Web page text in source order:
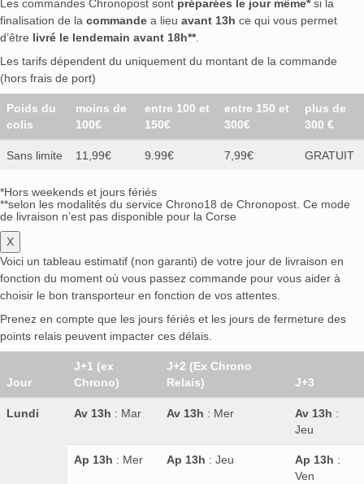
Les commandes Chronopost sont préparées le jour même*si la
finalisation de la commande a lieu avant 13h ce qui vous permet
d’être livré le lendemain avant 18h**.
Les tarifs dépendent du uniquement du montant de la commande
(hors frais de port)
Poids du
colis
moins de
100€
entre 100 et
150€
entre 150 et
300€
plus de
300 €
Sans limite 11,99€ 9.99€ 7,99€ GRATUIT
*Hors weekends et jours fériés
**selon les modalités du service Chrono18 de Chronopost. Ce mode
de livraison n’est pas disponible pour la Corse
X
Voici un tableau estimatif (non garanti) de votre jour de livraison en
fonction du moment où vous passez commande pour vous aider à
choisir le bon transporteur en fonction de vos attentes.
Prenez en compte que les jours fériés et les jours de fermeture des
points relais peuvent impacter ces délais.
Jour
J+1 (ex
Chrono)
J+2 (Ex Chrono
Relais)
J+3
Lundi Av 13h : Mar Av 13h : Mer Av 13h :
Jeu
Ap 13h : Mer Ap 13h : Jeu Ap 13h :
Ven